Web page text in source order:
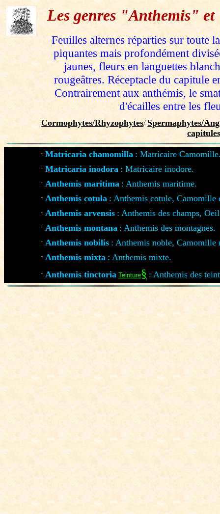
Les genres "Anthemis"
Feuilles alternes réparties sur toute
piquantes mais profondément
jaunes, fleurs en languettes
rougeâtres. Réceptacle du capitule
Contrairement aux anthémis, le
d'écailles entre les
Cormophytes/Rhyzophytes/ Spermaphytes/
¨ Matricaria chamomilla : Matricaire
¨ Matricaria inodora : Matricaire inodore.
¨ Anthemis maritima : Anthemis maritime.
¨ Anthemis cotula : Anthemis cotule, Camomille
¨ Anthemis arvensis : Anthemis des champs,
¨ Anthemis montana : Anthemis des montagnes.
¨ Anthemis nobilis : Anthemis noble, Camomille
¨ Anthemis mixta : Anthemis mixte.
¨ Anthemis tinctoria Teinture§ : Anthemis des